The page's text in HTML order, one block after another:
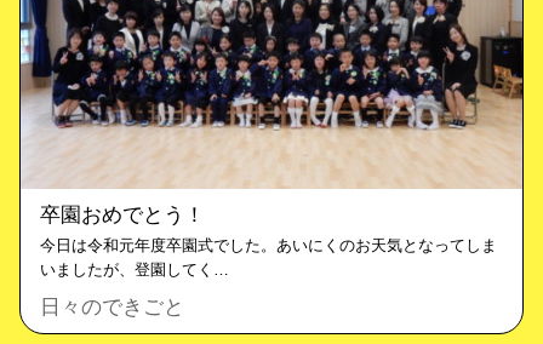
卒園おめでとう！
今日は令和元年度卒園式でした。あいにくのお天気となってしま
いましたが、登園してく…
日々のできごと